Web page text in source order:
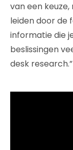
van een
leiden door de
informatie die
beslissingen
desk research.”